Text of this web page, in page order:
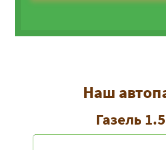
Наш
Газель